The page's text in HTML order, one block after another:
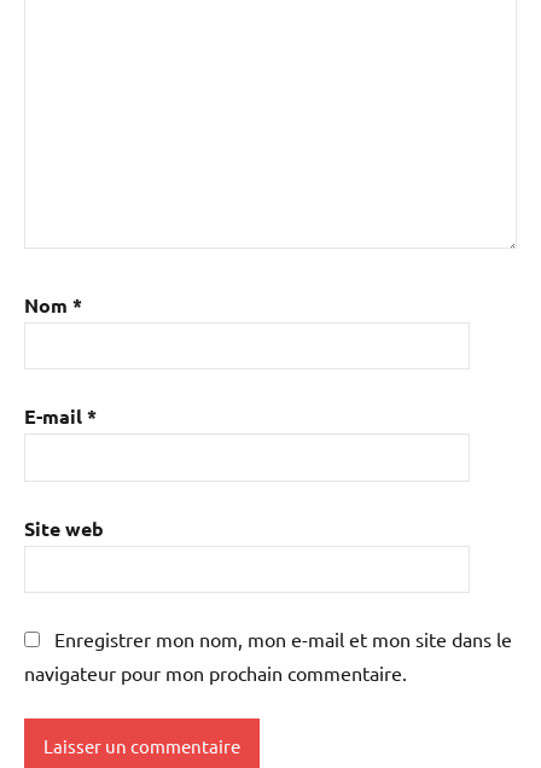
Nom *
E-mail*
Site web
Enregistrer mon nom, mon e-mail et mon site dans le
navigateur pour mon prochain commentaire.